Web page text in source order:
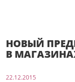
НОВЫЙ
В
22.12.2015